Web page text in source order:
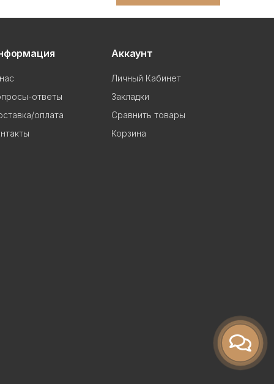
ответы
оплата
Аккаунт
Личный Кабинет
Закладки
Сравнить товары
Корзина